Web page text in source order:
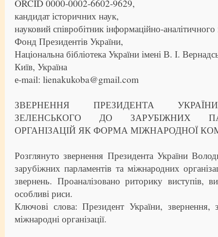
ORCID 0000-0002-6602-9629,
кандидат історичних наук,
науковий співробітник інформаційно-аналітичного
Фонд Президентів України,
Національна бібліотека України імені В. І.
Київ, Україна
е-mail: lienakukoba@gmail.com
ЗВЕРНЕННЯ ПРЕЗИДЕНТА
ЗЕЛЕНСЬКОГО ДО ЗАРУБІЖНИХ
ОРГАНІЗАЦІЙ ЯК ФОРМА МІЖНАРОДНОЇ
Розглянуто звернення Президента України
зарубіжних парламентів та міжнародних
звернень. Проаналізовано риторику виступів,
особливі риси.
Ключові слова: Президент України, звернення,
міжнародні організації.